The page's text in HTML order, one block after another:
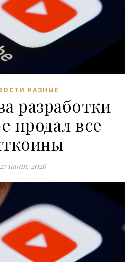
РАЗНЫЕ
разработки
продал все
27 июня, 2026